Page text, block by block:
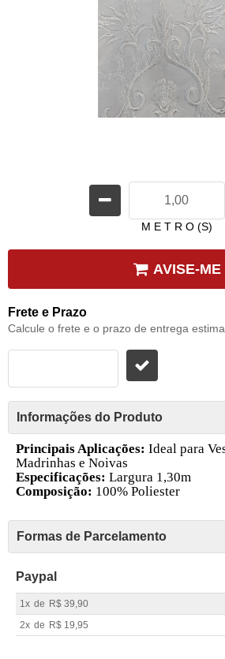
M E T R O (S)
AVISE-ME
Frete e Prazo
Calcule o frete e o prazo de entrega
Informações do Produto
Principais Aplicações: Ideal para
Madrinhas e Noivas
Especificações: Largura 1,30m
Composição: 100% Poliester
Formas de Parcelamento
Paypal
1x de R$ 39,90
2x de R$ 19,95